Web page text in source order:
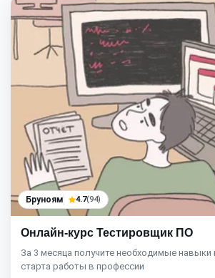
Бруноям 4.7(94)
Онлайн-курс Тестировщик ПО
За 3 месяца получите необходимые навыки
старта работы в профессии